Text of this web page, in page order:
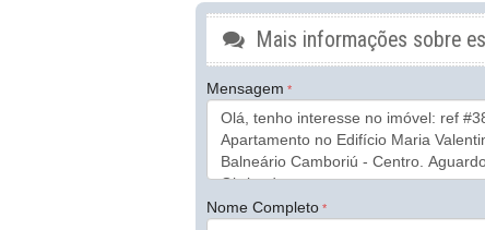
Mais informações sobre
Mensagem
Nome Completo